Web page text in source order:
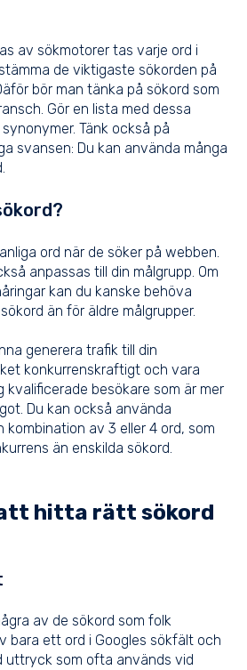
av sökmotorer tas varje ord i
de viktigaste sökorden på
bör man tänka på sökord som
Gör en lista med dessa
Tänk också på
svansen: Du kan använda många
ord när de söker på webben.
anpassas till din målgrupp. Om
kan du kanske behöva
än för äldre målgrupper.
generera trafik till din
konkurrenskraftigt och vara
besökare som är mer
Du kan också använda
kombination av 3 eller 4 ord, som
än enskilda sökord.
hitta rätt sökord
av de sökord som folk
bara ett ord i Googles sökfält och
uttryck som ofta används vid